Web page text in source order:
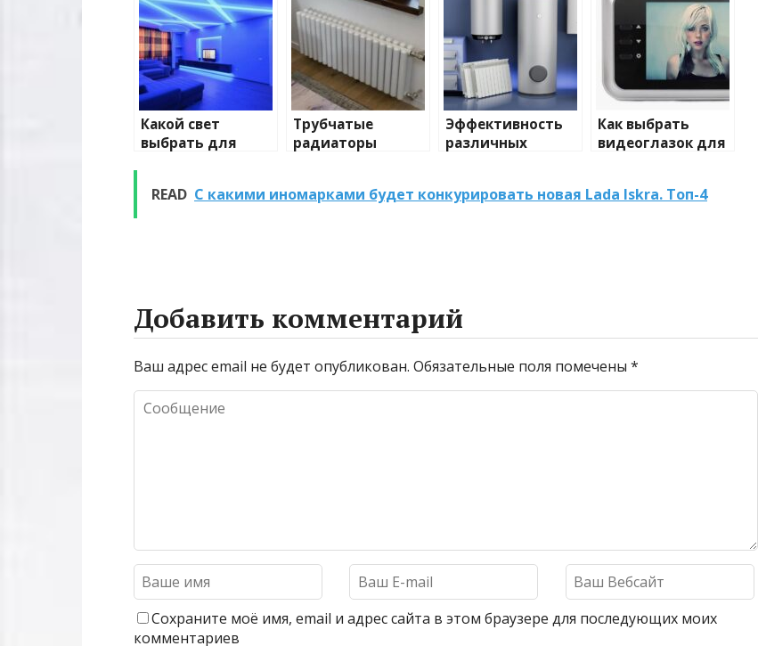
Какой свет
выбрать для
Трубчатые
радиаторы
Эффективность
различных
очистке и
Как выбрать
видеоглазок для
READ С какими иномарками будет конкурировать новая Lada Iskra. Топ-4
Добавить комментарий
Ваш адрес email не будет опубликован. Обязательные поля помечены *
Сохраните моё имя, email и адрес сайта в этом браузере для последующих моих
комментариев